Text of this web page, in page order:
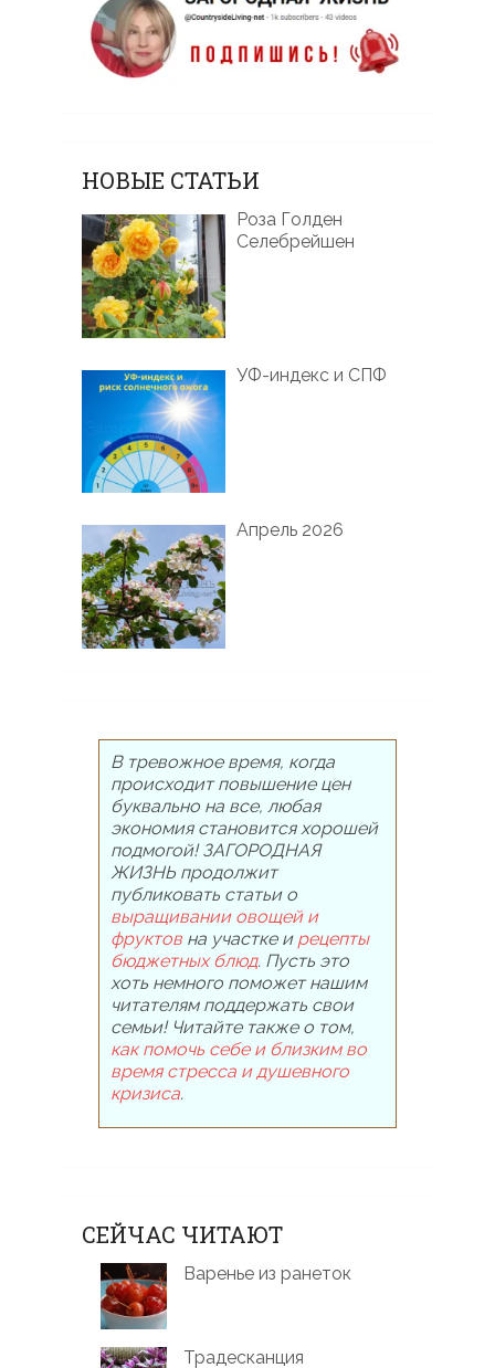
НОВЫЕ СТАТЬИ
Роза Голден
Селебрейшен
УФ-индекс и СПФ
Апрель 2026
В тревожное время, когда
происходит повышение цен
буквально на все, любая
экономия становится хорошей
подмогой! ЗАГОРОДНАЯ
ЖИЗНЬ продолжит
публиковать статьи о
выращивании овощей и
фруктовна участке и рецепты
бюджетных блюд. Пусть это
хоть немного поможет нашим
читателям поддержать свои
семьи! Читайте также о том,
как помочь себе и близким во
время стресса и душевного
кризиса.
СЕЙЧАС ЧИТАЮТ
Варенье из ранеток
Традесканция